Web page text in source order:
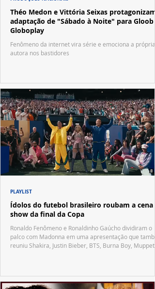
Théo Medon e Vittória Seixas protagonizam
adaptação de "Sábado à Noite" para Gloob e
Globoplay
Fenômeno da internet vira série e emociona a própria
autora nos bastidores
Ídolos do futebol brasileiro roubam a cena
show da final da Copa
Ronaldo Fenômeno e Ronaldinho Gaúcho dividiram o
palco com Madonna em uma apresentação que
reuniu Shakira, Justin Bieber, BTS, Burna Boy, Muppets,
PLAYLIST